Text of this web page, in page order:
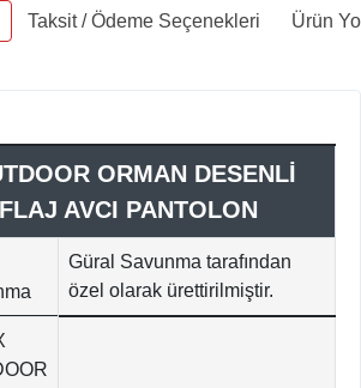
Taksit / Ödeme Seçenekleri Ürün
ORMAN DESENLİ
AVCI PANTOLON
Güral Savunma tarafından
özel olarak ürettirilmiştir.